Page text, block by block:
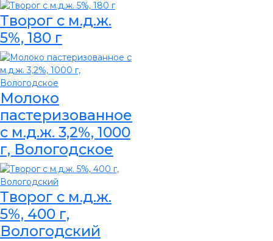
Творог с м.д.ж.
5%, 180 г
Молоко
пастеризованное
с м.д.ж. 3,2%, 1000
г, Вологодское
Творог с м.д.ж.
5%, 400 г,
Вологодский